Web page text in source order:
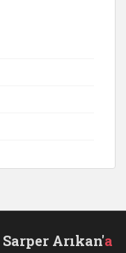
Sarper Arıkan'a